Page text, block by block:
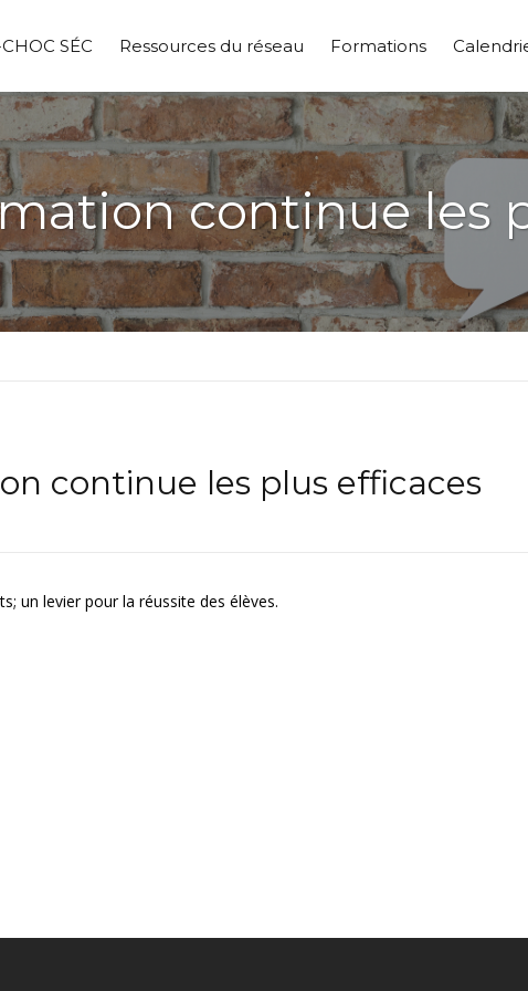
SÉC Ressources du réseau Formations
continue les
continue les plus efficaces
un levier pour la réussite des élèves.